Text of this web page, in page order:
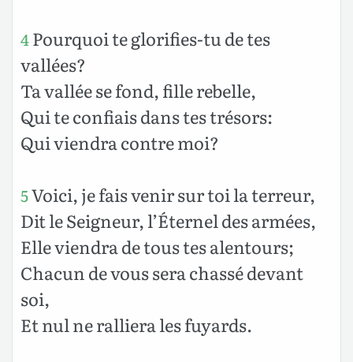
4Pourquoi te glorifies-tu de tes
vallées?
Ta vallée se fond, fille rebelle,
Qui te confiais dans tes trésors:
Qui viendra contre moi?
5Voici, je fais venir sur toi la terreur,
Dit le Seigneur, l’Éternel des armées,
Elle viendra de tous tes alentours;
Chacun de vous sera chassé devant
soi,
Et nul ne ralliera les fuyards.